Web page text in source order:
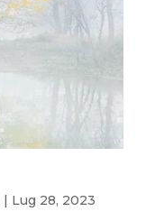
Lug 28, 2023